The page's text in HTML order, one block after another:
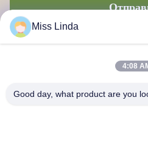
Miss Linda
4:08
Good day, what product are you